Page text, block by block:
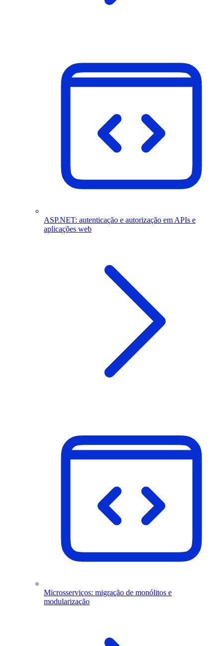
ASP.NET: autenticação e autorização em APIs e
aplicações web
Microsserviços: migração de monólitos e
modularização